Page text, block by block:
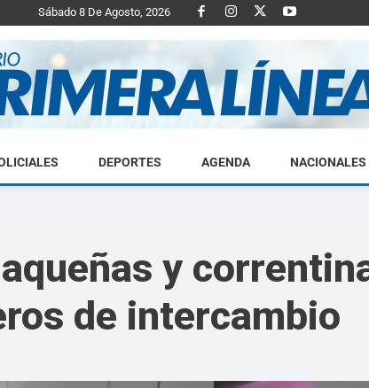
Sábado 8 De Agosto, 2026
Diario
DEPORTES AGENDA NACIONALES
y
de intercambio